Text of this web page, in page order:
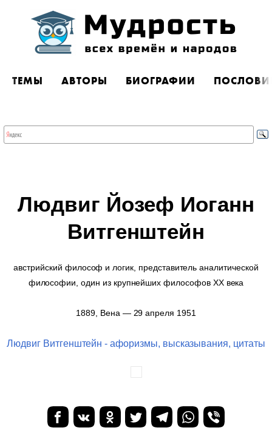
ТЕМЫ АВТОРЫ БИОГРАФИИ
Людвиг Йозеф Иоганн
Витгенштейн
австрийский философ и логик, представитель аналитической
философии, один из крупнейших философов XX века
1889, Вена — 29 апреля 1951
Людвиг Витгенштейн - афоризмы, высказывания, цитаты